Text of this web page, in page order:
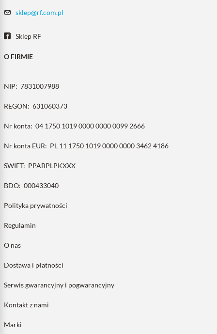
sklep@rf.com.pl
Sklep RF
O FIRMIE
NIP: 7831007988
REGON: 631060373
Nr konta: 04 1750 1019 0000 0000 0099 2666
Nr konta EUR: PL 11 1750 1019 0000 0000 3462 4186
SWIFT: PPABPLPKXXX
BDO: 000433040
Polityka prywatności
Regulamin
O nas
Dostawa i płatności
Serwis gwarancyjny i pogwarancyjny
Kontakt z nami
Marki